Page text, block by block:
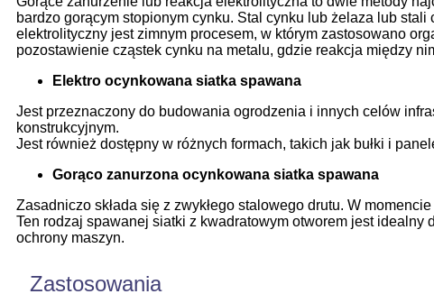
bardzo gorącym stopionym cynku. Stal cynku lub żelaza lub
elektrolityczny jest zimnym procesem, w którym zastosowano
pozostawienie cząstek cynku na metalu, gdzie reakcja między
Elektro ocynkowana siatka spawana
Jest przeznaczony do budowania ogrodzenia i innych celów
konstrukcyjnym.
Jest również dostępny w różnych formach, takich jak bułki i
Gorąco zanurzona ocynkowana siatka spawana
Zasadniczo składa się z zwykłego stalowego drutu. W
Ten rodzaj spawanej siatki z kwadratowym otworem jest
ochrony maszyn.
Zastosowania